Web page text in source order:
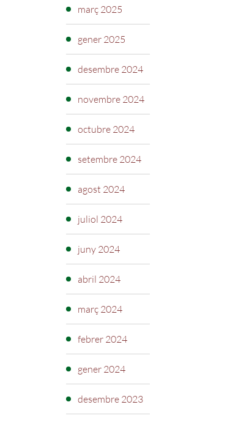
març 2025
gener 2025
desembre 2024
novembre 2024
octubre 2024
setembre 2024
agost 2024
juliol 2024
juny 2024
abril 2024
març 2024
febrer 2024
gener 2024
desembre 2023